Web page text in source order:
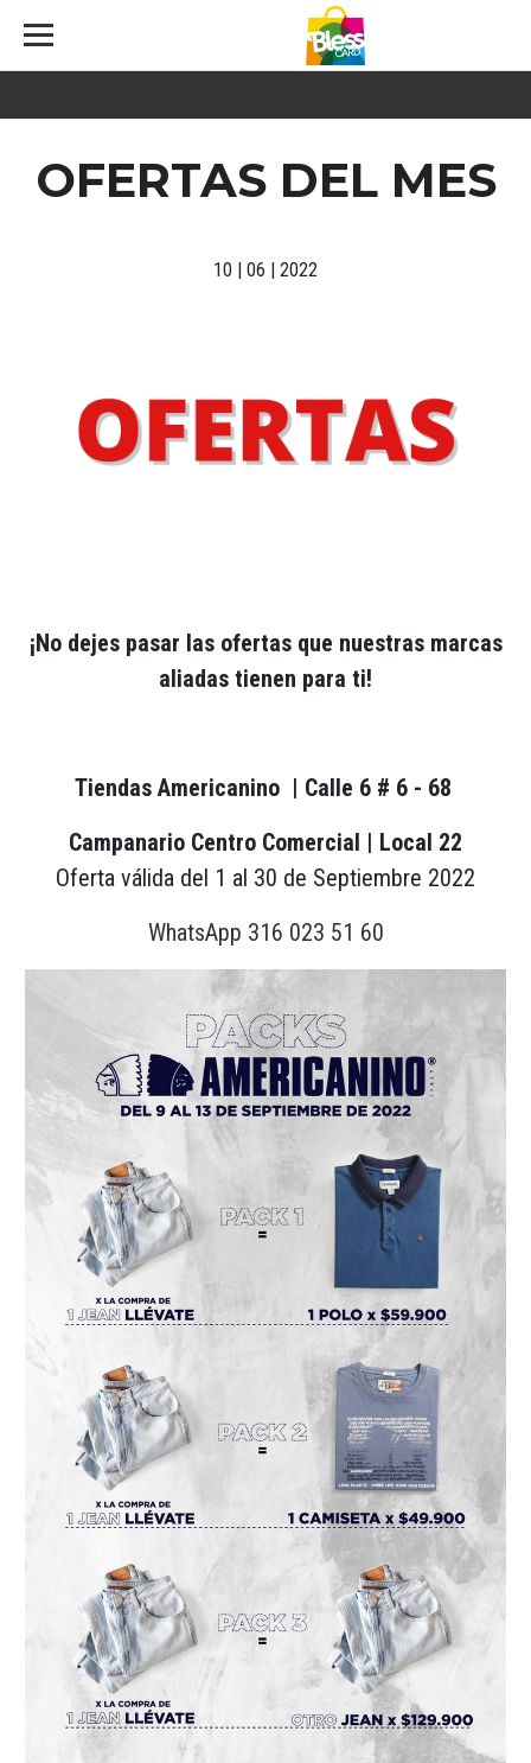
OFERTAS DEL MES
10 | 06 | 2022
¡No dejes pasar las ofertas que nuestras marcas
aliadas tienen para ti!
Tiendas Americanino | Calle 6 # 6 - 68
Campanario Centro Comercial | Local 22
Oferta válida del 1 al 30 de Septiembre 2022
WhatsApp 316 023 51 60